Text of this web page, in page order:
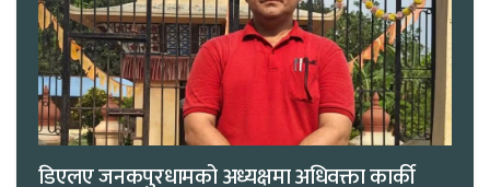
डिएलए जनकपुरधामको अध्यक्षमा अधिवक्ता कार्की